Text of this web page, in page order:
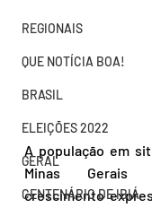
REGIONAIS
QUE NOTÍCIA BOA!
BRASIL
ELEIÇÕES 2022
GERAL
CENTENÁRIO DE IBIÁ
A população em
Minas Gerais
crescimento